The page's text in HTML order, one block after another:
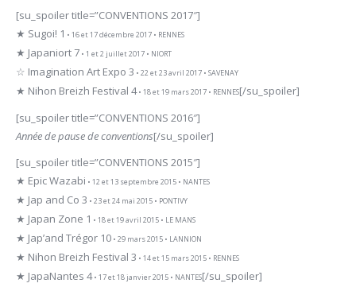
[su_spoiler title=”CONVENTIONS 2017″]
★ Sugoi! 1 • 16 et 17 décembre 2017 • RENNES
★ Japaniort 7 • 1 et 2 juillet 2017 • NIORT
☆ Imagination Art Expo 3 • 22 et 23 avril 2017 • SAVENAY
★ Nihon Breizh Festival 4• 18 et 19 mars 2017 • RENNES[/su_spoiler]
[su_spoiler title=”CONVENTIONS 2016″]
Année de pause de conventions[/su_spoiler]
[su_spoiler title=”CONVENTIONS 2015″]
★ Epic Wazabi • 12 et 13 septembre 2015 • NANTES
★ Jap and Co 3 • 23 et 24 mai 2015 • PONTIVY
★ Japan Zone 1 • 18 et 19 avril 2015 • LE MANS
★ Jap’and Trégor 10 • 29 mars 2015 • LANNION
★ Nihon Breizh Festival 3 • 14 et 15 mars 2015 • RENNES
★ JapaNantes 4• 17 et 18 janvier 2015 • NANTES[/su_spoiler]